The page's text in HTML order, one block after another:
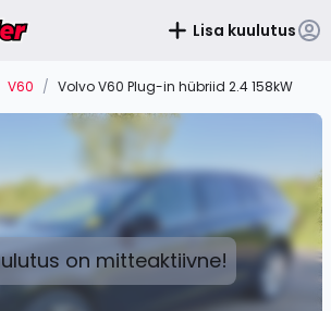
Lisa kuulutus
V60 / Volvo V60 Plug-in hübriid 2.4 158kW
on mitteaktiivne!